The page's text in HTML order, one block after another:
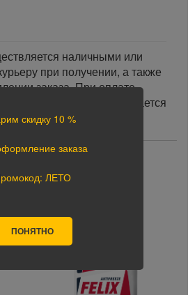
наличными или
при получении, а также
заказа. При оплате
срок доставки считается
оплаты.
скидку 10 %
заказа
ЛЕТО
ПОНЯТНО